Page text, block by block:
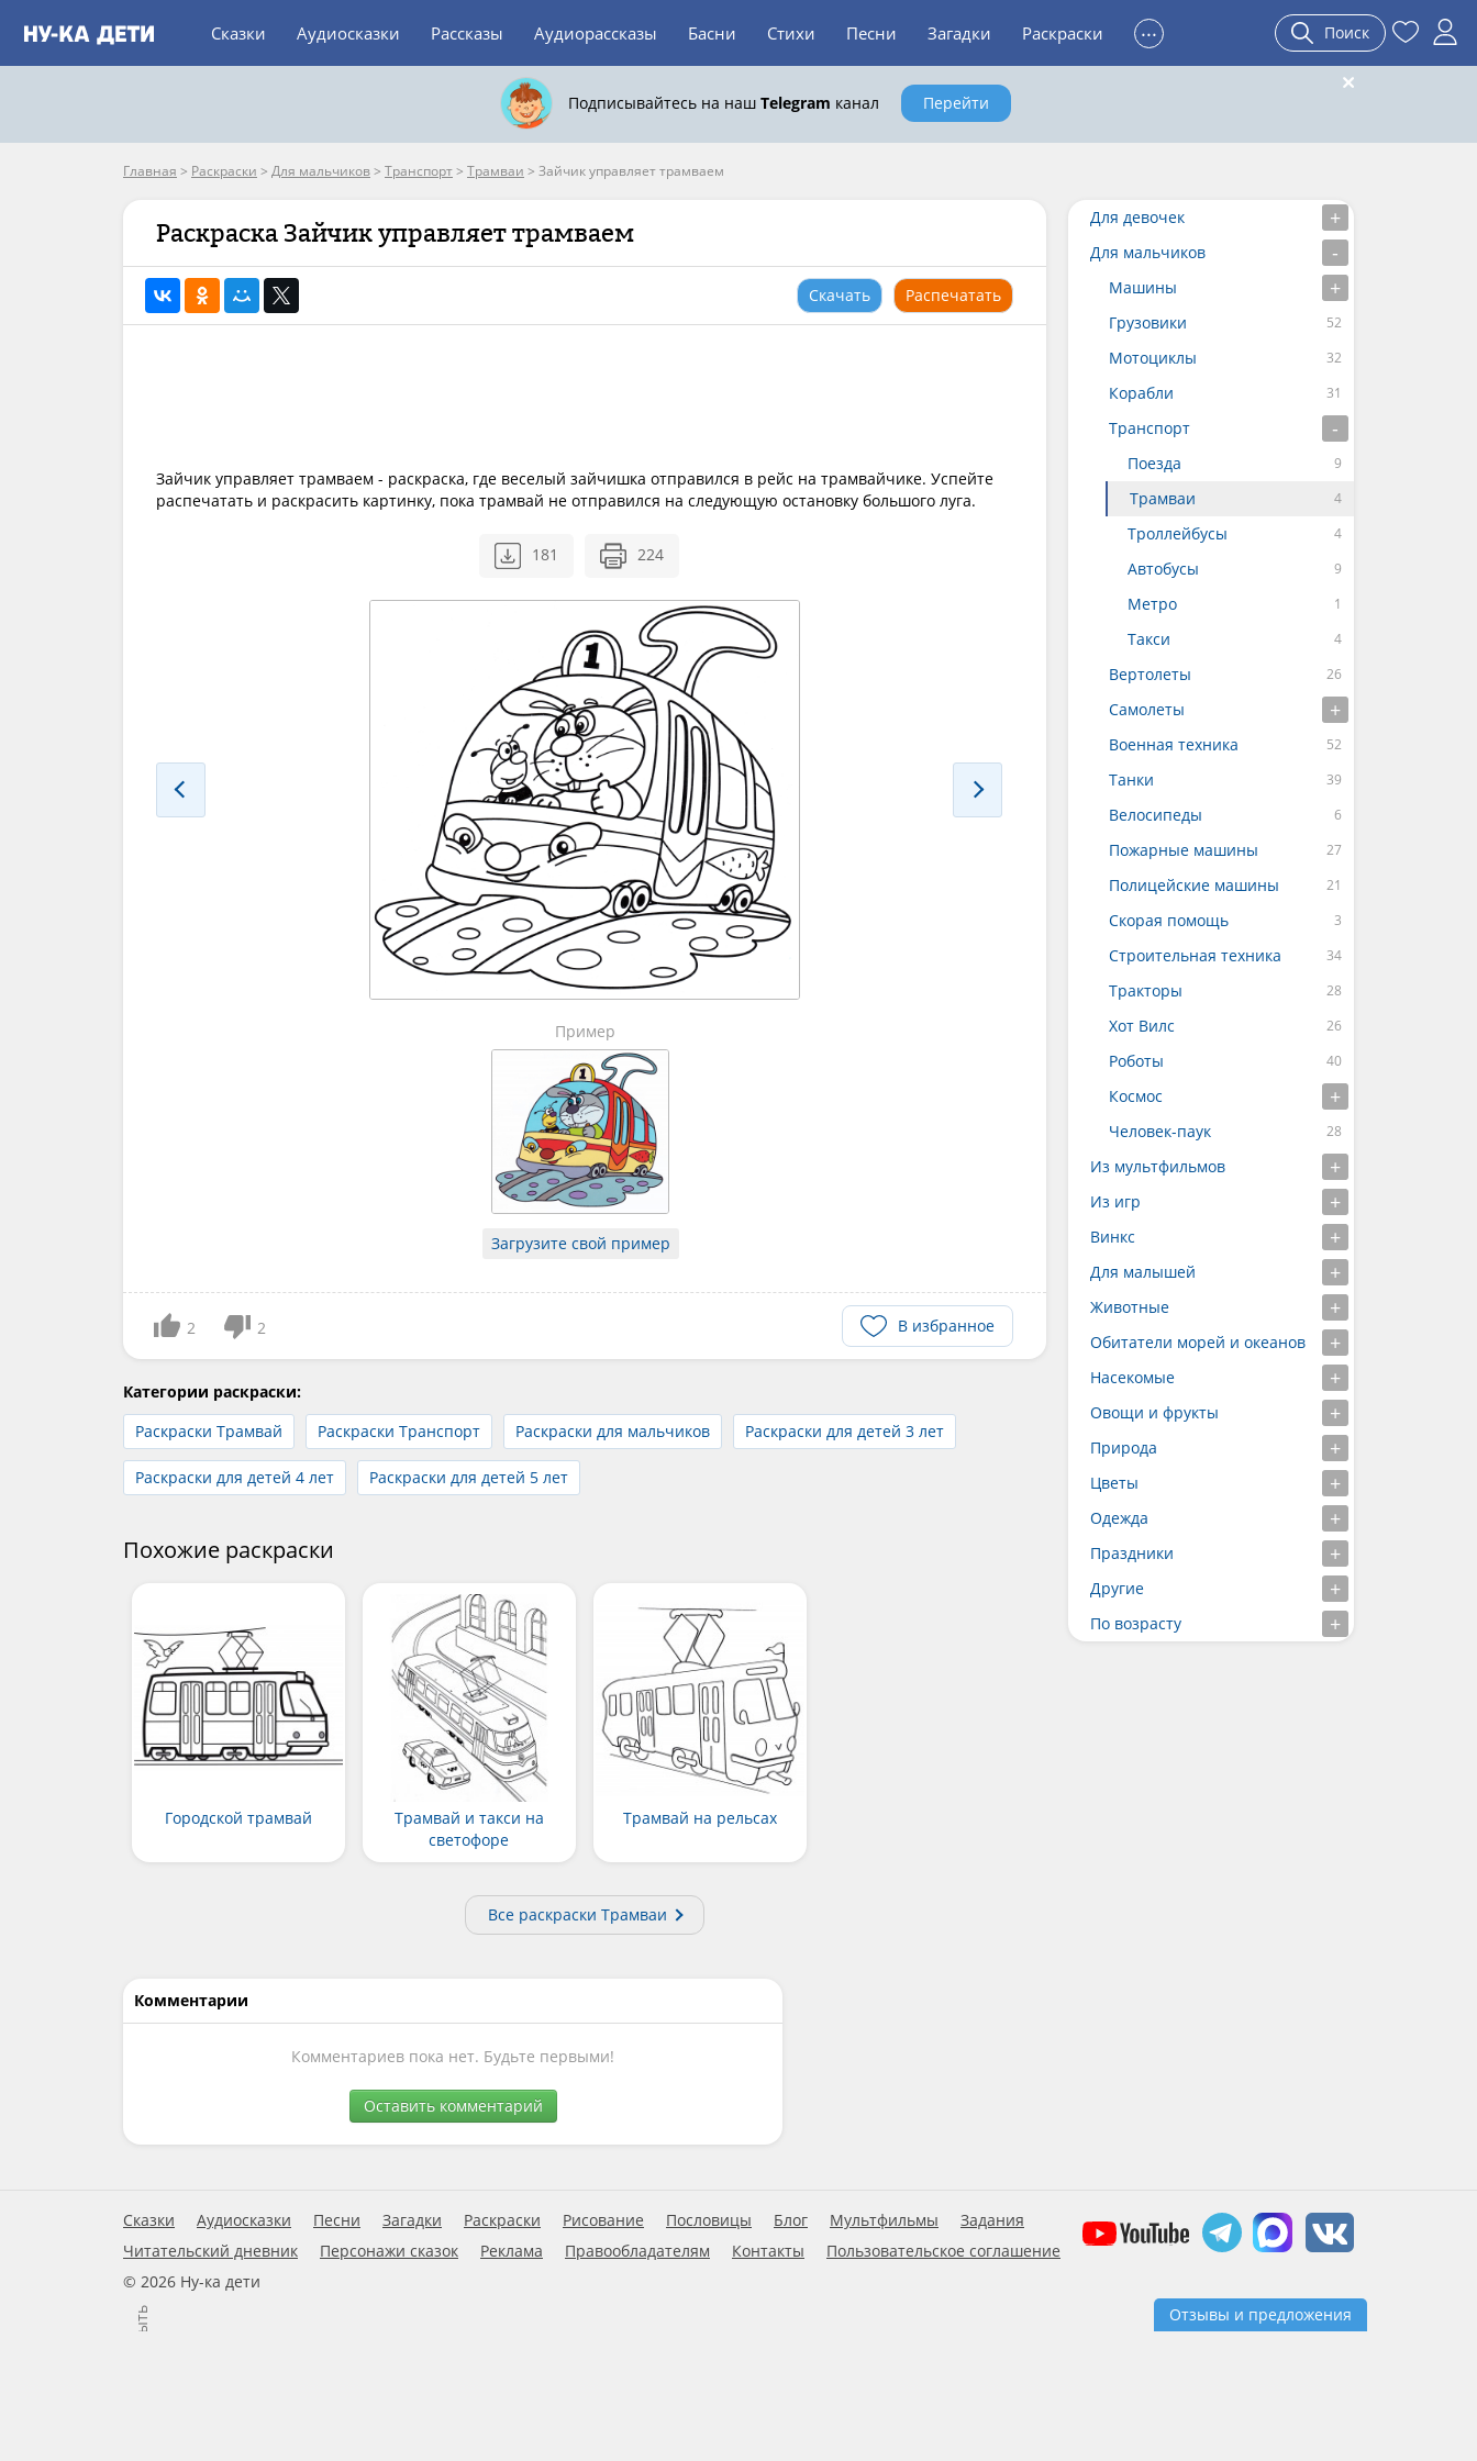
Сказки Аудиосказки Рассказы Аудиорассказы Басни Стихи Песни Загадки Раскраски ... Поиск
Подписывайтесь на наш Telegram канал Перейти
Главная > Раскраски > Для мальчиков> Транспорт> Трамваи > Зайчик управляет трамваем
Раскраска Зайчик управляет трамваем
Скачать Распечатать
Зайчик управляет трамваем - раскраска, где веселый зайчишка отправился в рейс на трамвайчике. Успейте
распечатать и раскрасить картинку, пока трамвай не отправился на следующую остановку большого луга.
181 224
Пример
Загрузите свой пример
2 2 В избранное
Категории раскраски:
Раскраски Трамвай
Раскраски Транспорт Раскраски для мальчиков Раскраски для детей 3 лет
Раскраски для детей 4 лет Раскраски для детей 5 лет
Похожие раскраски
Городской трамвай
Трамвай и такси на
светофоре
Трамвай на рельсах
Все раскраски Трамваи
Комментарии
Комментариев пока нет. Будьте первыми!
Оставить комментарий
Для девочек
Для мальчиков
Машины
Грузовики
Мотоциклы
Корабли
Транспорт
Поезда
Трамваи
Троллейбусы
Автобусы
Метро
Такси
Вертолеты
Самолеты
Военная техника
Танки
Велосипеды
Пожарные машины
Полицейские машины
Скорая помощь
Строительная техника
Тракторы
Хот Вилс
Роботы
Космос
Человек-паук
Из мультфильмов
Из игр
Винкс
Для малышей
Животные
Обитатели морей и океанов
Насекомые
Овощи и фрукты
Природа
Цветы
Одежда
Праздники
Другие
По возрасту
Сказки Аудиосказки Песни Загадки Раскраски Рисование Пословицы Блог Мультфильмы
Задания
Читательский дневник
Персонажи сказок Реклама Правообладателям Контакты
Пользовательское соглашение
© 2026 Ну-ка дети
Отзывы и предложения
Закрыть